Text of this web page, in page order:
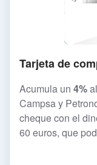
Tarjeta de
Acumula un 4%
Campsa y
cheque con el
60 euros, que